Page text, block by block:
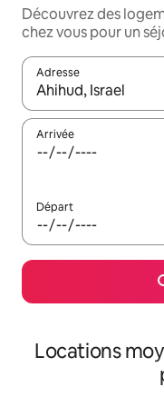
Découvrez des
chez vous pour un
Adresse
Lorsque les résultats
Arrivée
Départ
Locations